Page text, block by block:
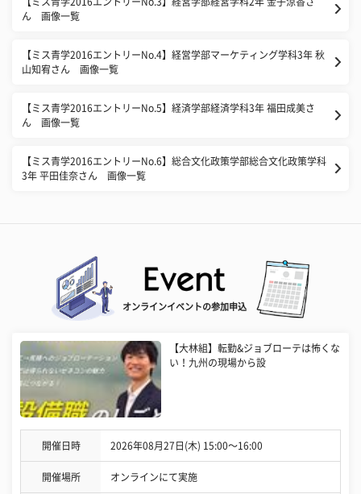
ん 画像一覧
【ミス青学2016エントリーNo.4】経営学部マーケティング学科3年 秋
山知宥さん 画像一覧
【ミス青学2016エントリーNo.5】経済学部経済学科3年 福田成美さ
ん 画像一覧
【ミス青学2016エントリーNo.6】総合文化政策学部総合文化政策学科
3年 平田佳奈さん 画像一覧
オンラインイベントの参加申込
【大林組】転勤&ジョブローテは怖くな
い！九州の現場から設
開催日時 2026年08月27日(木) 15:00〜16:00
開催場所 オンラインにて実施